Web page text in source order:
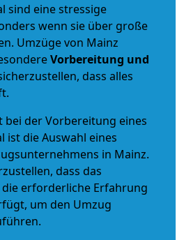
sind eine stressige
wenn sie über große
Umzüge von Mainz
Vorbereitung und
dass alles
bei der Vorbereitung eines
ist die Auswahl eines
in Mainz.
dass das
erforderliche Erfahrung
um den Umzug